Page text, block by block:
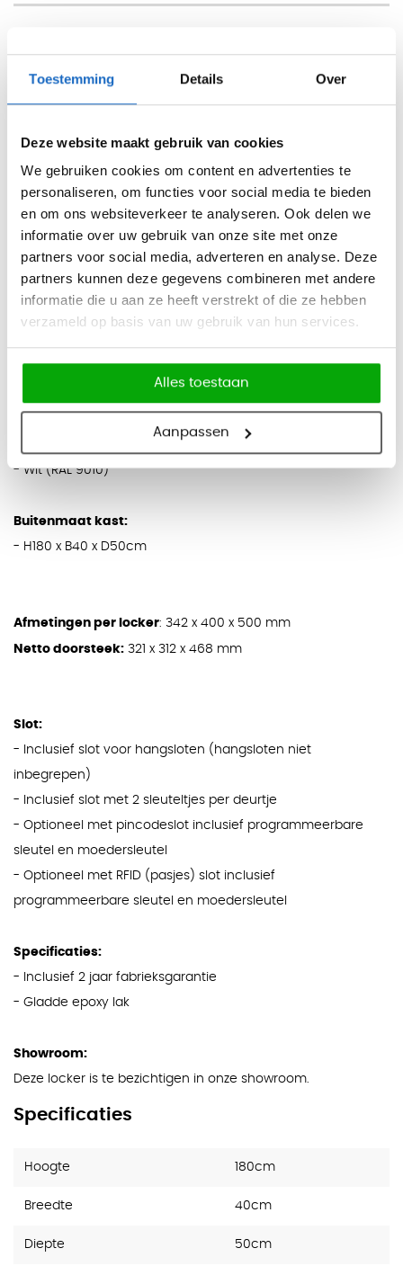
Toestemming Details Over
Deze website maakt gebruik van cookies
We gebruiken cookies om content en advertenties te
personaliseren, om functies voor social media te bieden
en om ons websiteverkeer te analyseren. Ook delen we
informatie over uw gebruik van onze site met onze
partners voor social media, adverteren en analyse. Deze
partners kunnen deze gegevens combineren met andere
informatie die u aan ze heeft verstrekt of die ze hebben
verzameld op basis van uw gebruik van hun services.
Alles toestaan
Aanpassen
Lockerkast Stripe
voorzien van ventilatiegleuven, die er net even anders
uitzien. Deze strepen geven de locker een design uiterlijk.
Daarnaast voorkomen de ventilatiegleuven dat nare
luchtjes blijven hangen. De stalen lockerkast Stripe wordt
standaard in het wit geleverd. Voor het slot kunt u kiezen uit
een cilinderslot, een valgrendelslot of tegen toeslag een
pincode of RFID slot. De locker is geschikt voor dagelijks
gebruik.
Kleur romp:
- Wit (RAL 9010)
Buitenmaat kast:
- H180 x B40 x D50cm
Afmetingen per locker: 342 x 400 x 500 mm
Netto doorsteek: 321 x 312 x 468 mm
Slot:
- Inclusief slot voor hangsloten (hangsloten niet
inbegrepen)
- Inclusief slot met 2 sleuteltjes per deurtje
- Optioneel met pincodeslot inclusief programmeerbare
sleutel en moedersleutel
- Optioneel met RFID (pasjes) slot inclusief
programmeerbare sleutel en moedersleutel
Specificaties:
- Inclusief 2 jaar fabrieksgarantie
- Gladde epoxy lak
Showroom:
Deze locker is te bezichtigen in onze showroom.
Specificaties
Hoogte 180cm
Breedte 40cm
Diepte 50cm